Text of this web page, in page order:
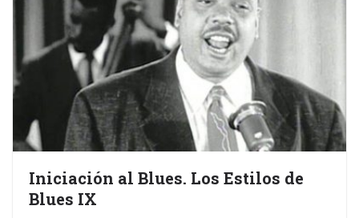
Iniciación al Blues. Los Estilos de
Blues IX